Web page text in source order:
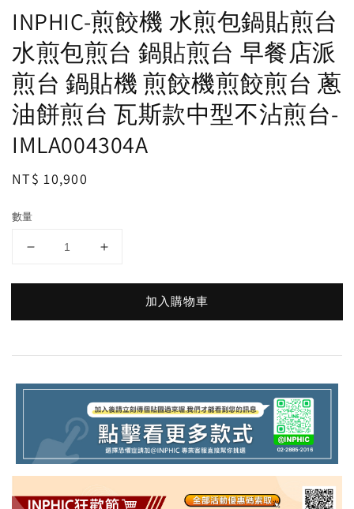
INPHIC-煎餃機 水煎包鍋貼煎台
水煎包煎台 鍋貼煎台 早餐店派
煎台 鍋貼機 煎餃機煎餃煎台 蔥
油餅煎台 瓦斯款中型不沾煎台-
IMLA004304A
Regular
NT$ 10,900
數量
加入購物車